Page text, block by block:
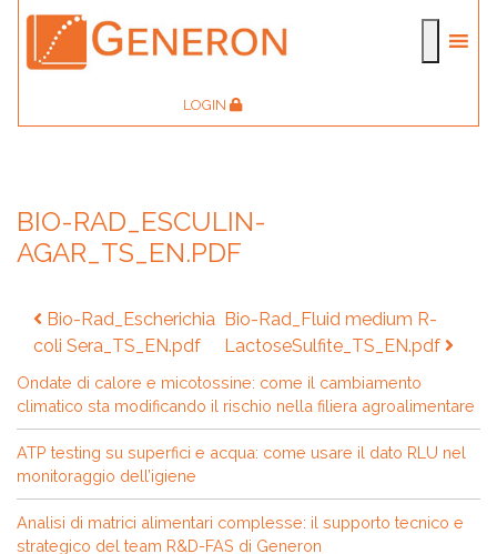
LOGIN
BIO-RAD_ESCULIN-
AGAR_TS_EN.PDF
Navigazione
articoli
Bio-Rad_Escherichia
coli Sera_TS_EN.pdf
Bio-Rad_Fluid medium R-
LactoseSulfite_TS_EN.pdf
Ondate di calore e micotossine: come il cambiamento
climatico sta modificando il rischio nella filiera agroalimentare
ATP testing su superfici e acqua: come usare il dato RLU nel
monitoraggio dell’igiene
Analisi di matrici alimentari complesse: il supporto tecnico e
strategico del team R&D-FAS di Generon